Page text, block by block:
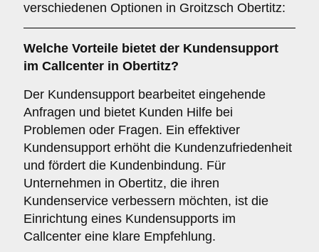
verschiedenen Optionen in Groitzsch Obertitz:
Welche Vorteile bietet der Kundensupport
im Callcenter in Obertitz?
Der Kundensupport bearbeitet eingehende
Anfragen und bietet Kunden Hilfe bei
Problemen oder Fragen. Ein effektiver
Kundensupport erhöht die Kundenzufriedenheit
und fördert die Kundenbindung. Für
Unternehmen in Obertitz, die ihren
Kundenservice verbessern möchten, ist die
Einrichtung eines Kundensupports im
Callcenter eine klare Empfehlung.